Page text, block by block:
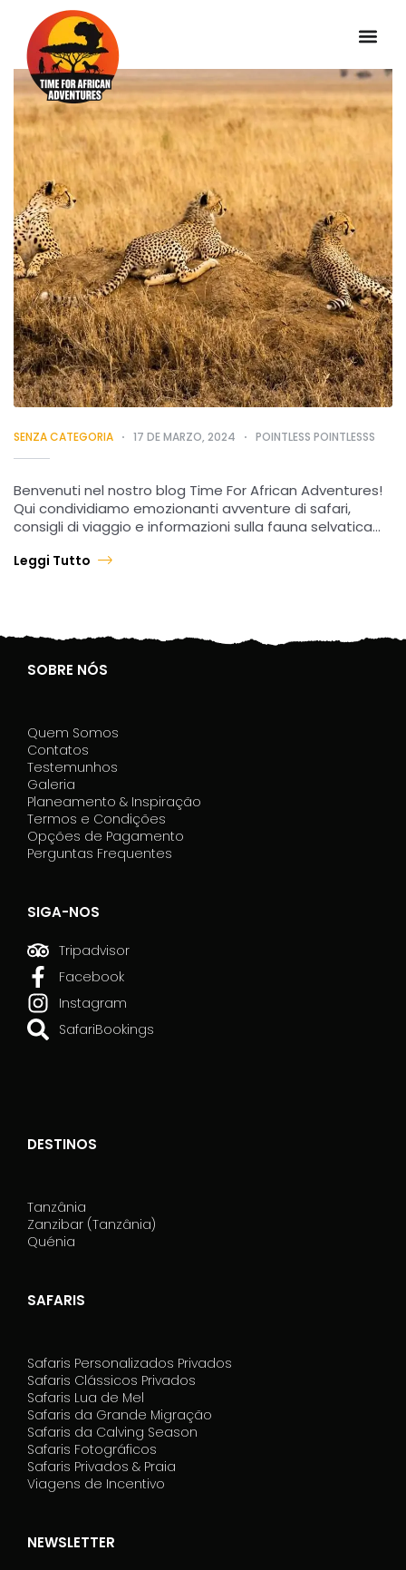
SENZA CATEGORIA 17 DE MARZO, 2024 POINTLESS POINTLESSS
Benvenuti nel nostro blog Time For African Adventures!
Qui condividiamo emozionanti avventure di safari,
consigli di viaggio e informazioni sulla fauna selvatica
Leggi Tutto
SOBRE NÓS
Quem Somos
Contatos
Testemunhos
Galeria
Planeamento & Inspiração
Termos e Condições
Opções de Pagamento
Perguntas Frequentes
SIGA-NOS
Tripadvisor
Facebook
Instagram
SafariBookings
DESTINOS
Tanzânia
Zanzibar (Tanzânia)
Quénia
SAFARIS
Safaris Personalizados Privados
Safaris Clássicos Privados
Safaris Lua de Mel
Safaris da Grande Migração
Safaris da Calving Season
Safaris Fotográficos
Safaris Privados & Praia
Viagens de Incentivo
NEWSLETTER